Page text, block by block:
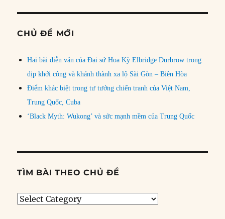
CHỦ ĐỀ MỚI
Hai bài diễn văn của Đại sứ Hoa Kỳ Elbridge Durbrow trong
dịp khởi công và khánh thành xa lộ Sài Gòn – Biên Hòa
Điểm khác biệt trong tư tưởng chiến tranh của Việt Nam,
Trung Quốc, Cuba
‘Black Myth: Wukong’ và sức mạnh mềm của Trung Quốc
TÌM BÀI THEO CHỦ ĐỀ
Tìm